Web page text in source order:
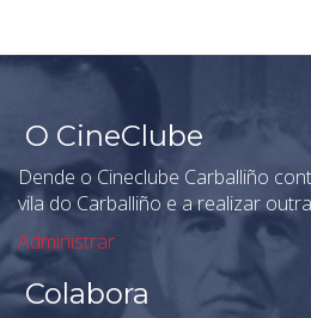
O CineClube
Dende o Cineclube Carballiño
vila do Carballiño e a realizar
Administrar
Colabora